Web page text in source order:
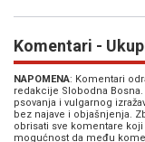
Komentari -
NAPOMENA: Komentari
redakcije Slobodna
psovanja i vulgarnog
bez najave i objašnjenja.
obrisati sve komentare
mogućnost da među